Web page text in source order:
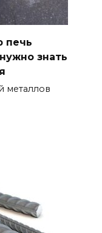
печь
знать
металлов